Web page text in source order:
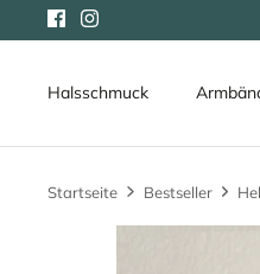
Direkt
zum
Halsschmuck
Startseite Bestseller